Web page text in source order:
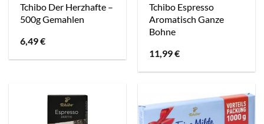
Tchibo Der Herzhafte –
500g Gemahlen
6,49€
Tchibo Espresso
Aromatisch Ganze
Bohne
11,99€